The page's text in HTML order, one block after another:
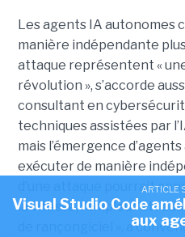
Les agents IA autonomes
manière indépendante
attaque représentent «
révolution », s’accorde
consultant en
techniques assistées par
mais l’émergence
exécuter de manière
d’une attaque pourrait
la vitesse, l’ampleur et
de rançongiciel », a
ARTICLE
Visual Studio Code
aux